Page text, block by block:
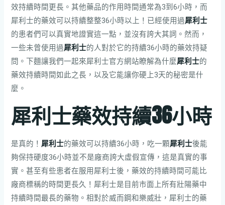
效持續時間更長。其他藥品的作用時間通常為3到6小時，而
犀利士的藥效可以持續整整36小時以上！已經使用過犀利士
的患者們可以真實地證實這一點，並沒有誇大其詞。然而，
一些未曾使用過犀利士的人對於它的持續36小時的藥效持疑
問。下麵讓我們一起來犀利士官方網站瞭解為什麼犀利士的
藥效持續時間如此之長，以及它能讓你硬上3天的秘密是什
麼。
犀利士藥效持續36小時
是真的！ 犀利士的藥效可以持續36小時，吃一顆犀利士後能
夠保持硬度36小時並不是廠商誇大虛假宣傳，這是真實的事
實。甚至有些患者在服用犀利士後，藥效的持續時間可能比
廠商標稱的時間更長久！犀利士是目前市面上所有壯陽藥中
持續時間最長的藥物。相對於威而鋼和樂威壯，犀利士的藥